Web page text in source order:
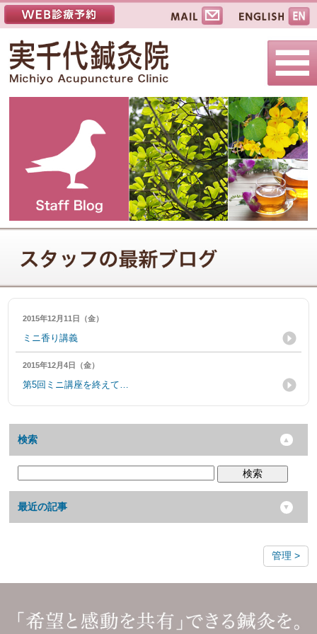
2015年12月11日（金）
ミニ香り講義
2015年12月4日（金）
第5回ミニ講座を終えて…
検索
検索
最近の記事
管理